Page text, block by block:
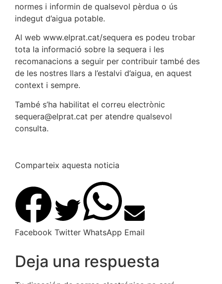
normes i informin de qualsevol pèrdua o ús
indegut d’aigua potable.
Al web www.elprat.cat/sequera es podeu trobar
tota la informació sobre la sequera i les
recomanacions a seguir per contribuir també des
de les nostres llars a l’estalvi d’aigua, en aquest
context i sempre.
També s’ha habilitat el correu electrònic
sequera@elprat.cat per atendre qualsevol
consulta.
Comparteix aquesta noticia
Facebook Twitter WhatsApp Email
Deja una respuesta